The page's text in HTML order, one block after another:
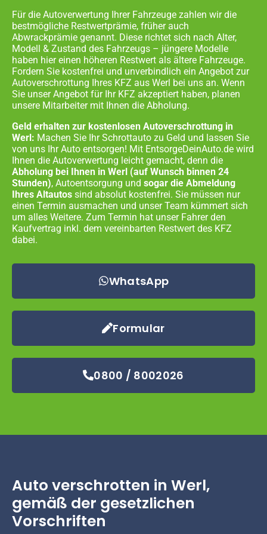
Für die Autoverwertung Ihrer Fahrzeuge zahlen wir die
bestmögliche Restwertprämie, früher auch
Abwrackprämie genannt. Diese richtet sich nach Alter,
Modell & Zustand des Fahrzeugs – jüngere Modelle
haben hier einen höheren Restwert als ältere Fahrzeuge.
Fordern Sie kostenfrei und unverbindlich ein Angebot zur
Autoverschrottung Ihres KFZ aus Werl bei uns an. Wenn
Sie unser Angebot für Ihr KFZ akzeptiert haben, planen
unsere Mitarbeiter mit Ihnen die Abholung.
Geld erhalten zur kostenlosen Autoverschrottung in
Werl: Machen Sie Ihr Schrottauto zu Geld und lassen Sie
von uns Ihr Auto entsorgen! Mit EntsorgeDeinAuto.de wird
Ihnen die Autoverwertung leicht gemacht, denn die
Abholung bei Ihnen in Werl (auf Wunsch binnen 24
Stunden), Autoentsorgung und sogar die Abmeldung
Ihres Altautos sind absolut kostenfrei. Sie müssen nur
einen Termin ausmachen und unser Team kümmert sich
um alles Weitere. Zum Termin hat unser Fahrer den
Kaufvertrag inkl. dem vereinbarten Restwert des KFZ
dabei.
WhatsApp
Formular
0800 / 8002026
Auto verschrotten in Werl,
gemäß der gesetzlichen
Vorschriften